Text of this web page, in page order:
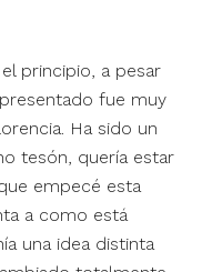
principio, a pesar
fue muy
Ha sido un
tesón, quería estar
empecé esta
a como está
una idea distinta